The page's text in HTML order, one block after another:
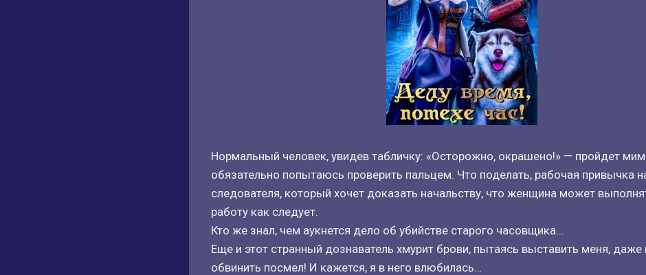
Нормальный человек, увидев табличку: «Осторожно, окрашено!» — пройдет
обязательно попытаюсь проверить пальцем. Что поделать, рабочая привычка
следователя, который хочет доказать начальству, что женщина может
работу как следует.
Кто же знал, чем аукнется дело об убийстве старого часовщика…
Еще и этот странный дознаватель хмурит брови, пытаясь выставить меня, даже
обвинить посмел! И кажется, я в него влюбилась…